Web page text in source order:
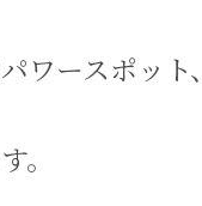
ワースポット、
。